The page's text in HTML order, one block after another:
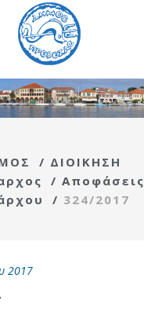
/ ΔΙΟΙΚΗΣΗ
/ Αποφάσεις
/ 324/2017
2017